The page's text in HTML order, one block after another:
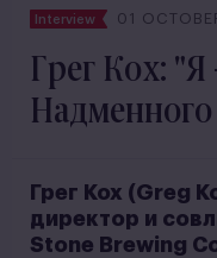
Interview 01
Грег Кох:
Грег Кох (Greg
директор и
Stone Brewing